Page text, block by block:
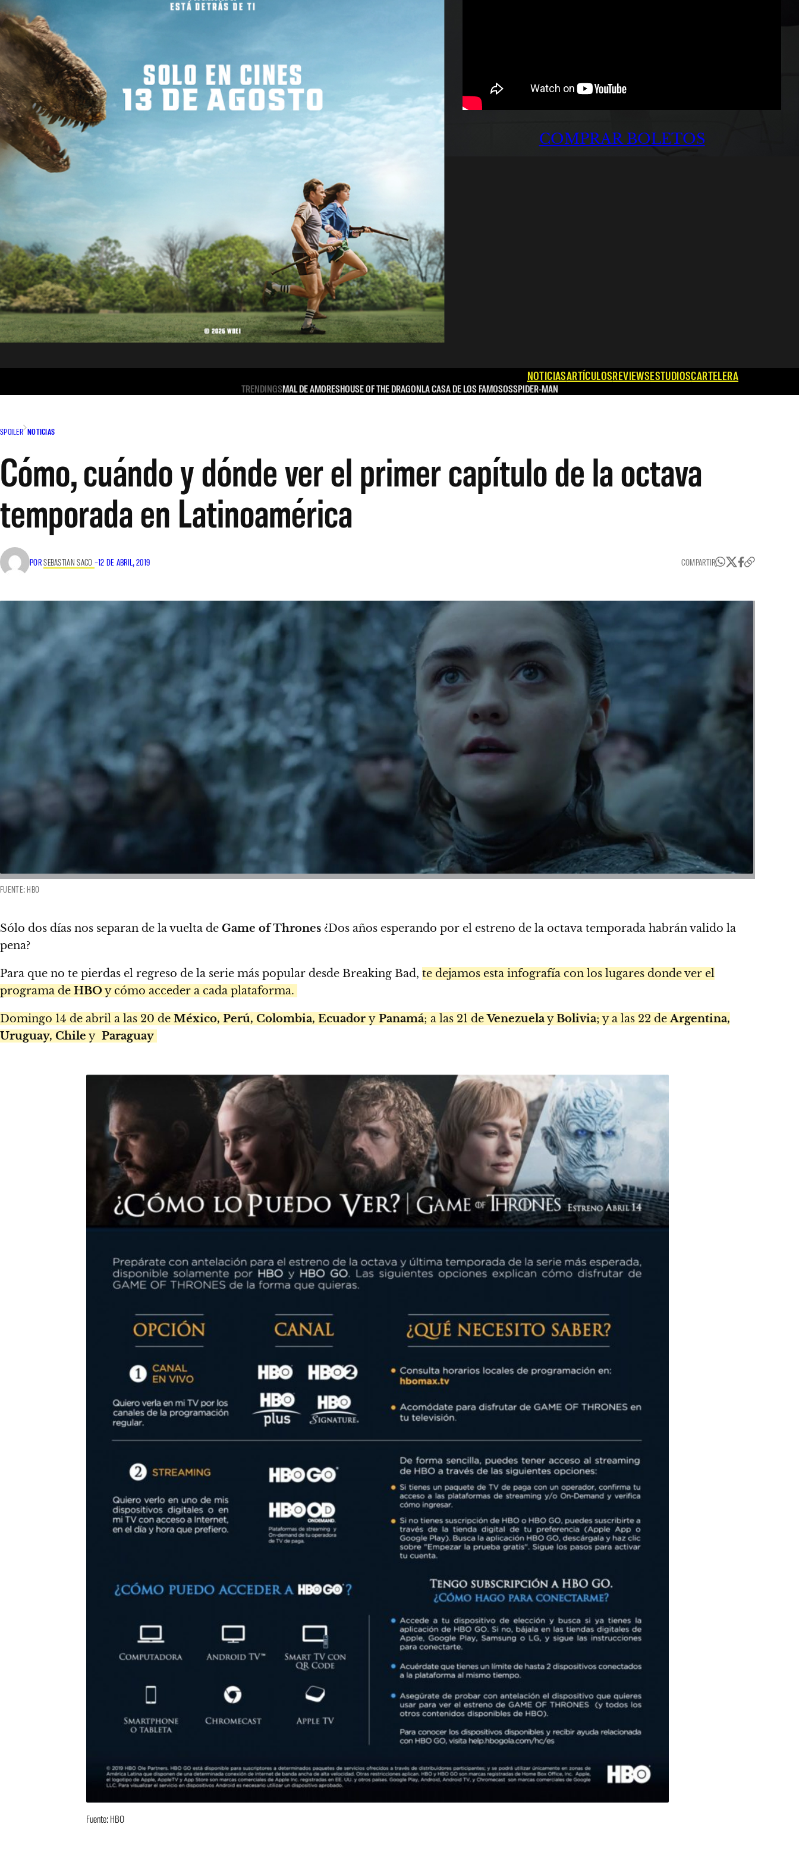
COMPRAR BOLETOS
NOTICIASARTÍCULOSREVIEWSESTUDIOSCARTELERA
TRENDINGSMAL DE AMORESHOUSE OF THE DRAGONLA CASA DE LOS FAMOSOSSPIDER-MAN
SPOILER NOTICIAS
Cómo, cuándo y dónde ver el primer capítulo de la octava
temporada en Latinoamérica
PORSEBASTIAN SACO –12 DE ABRIL, 2019 COMPARTIR
FUENTE: HBO
Sólo dos días nos separan de la vuelta de Game of Thrones ¿Dos años esperando por el estreno de la octava temporada habrán valido la
pena?
Para que no te pierdas el regreso de la serie más popular desde Breaking Bad, te dejamos esta infografía con los lugares donde ver el
programa de HBOy cómo acceder a cada plataforma.
Domingo 14 de abril a las 20 de México, Perú, Colombia, Ecuador y Panamá; a las 21 deVenezuelayBolivia; y a las 22 deArgentina,
Uruguay, Chile y Paraguay
Fuente: HBO